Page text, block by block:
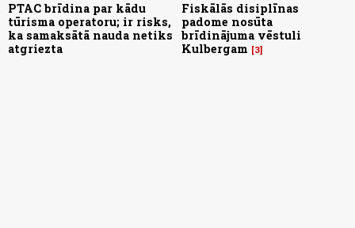
PTAC brīdina par kādu
tūrisma operatoru; ir risks,
ka samaksātā nauda netiks
atgriezta
Fiskālās disiplīnas
padome nosūta
brīdinājuma vēstuli
Kulbergam
3